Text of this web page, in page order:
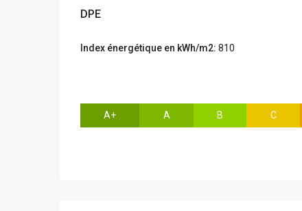
DPE
Index énergétique en kWh/m2: 810
A+ A B C